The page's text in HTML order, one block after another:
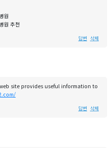
원
원 추천
답변 삭제
site provides useful information to
답변 삭제